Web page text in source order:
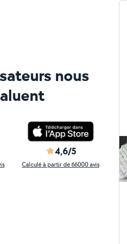
nous
4,6/5
Calculé à partir de 66000 avis